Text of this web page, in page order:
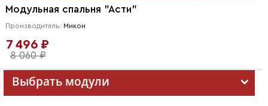
Модульная спальня "Асти"
Производитель: Микон
7 496 ₽
8 060 ₽
Выбрать модули